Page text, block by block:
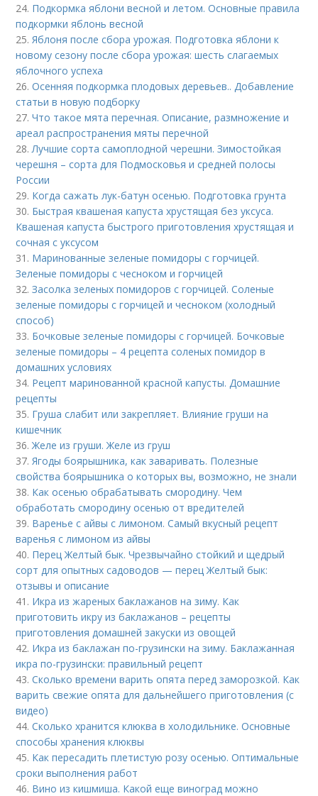
24. Подкормка яблони весной и летом. Основные правила
подкормки яблонь весной
25. Яблоня после сбора урожая. Подготовка яблони к
новому сезону после сбора урожая: шесть слагаемых
яблочного успеха
26.Осенняя подкормка плодовых деревьев.. Добавление
статьи в новую подборку
27.Что такое мята перечная. Описание, размножение и
ареал распространения мяты перечной
28. Лучшие сорта самоплодной черешни. Зимостойкая
черешня – сорта для Подмосковья и средней полосы
России
29. Когда сажать лук-батун осенью. Подготовка грунта
30. Быстрая квашеная капуста хрустящая без уксуса.
Квашеная капуста быстрого приготовления хрустящая и
сочная с уксусом
31. Маринованные зеленые помидоры с горчицей.
Зеленые помидоры с чесноком и горчицей
32.Засолка зеленых помидоров с горчицей. Соленые
зеленые помидоры с горчицей и чесноком (холодный
способ)
33. Бочковые зеленые помидоры с горчицей. Бочковые
зеленые помидоры – 4 рецепта соленых помидор в
домашних условиях
34. Рецепт маринованной красной капусты. Домашние
рецепты
35. Груша слабит или закрепляет. Влияние груши на
кишечник
36.Желе из груши. Желе из груш
37. Ягоды боярышника, как заваривать. Полезные
свойства боярышника о которых вы, возможно, не знали
38. Как осенью обрабатывать смородину. Чем
обработать смородину осенью от вредителей
39. Варенье с айвы с лимоном. Самый вкусный рецепт
варенья с лимоном из айвы
40. Перец Желтый бык. Чрезвычайно стойкий и щедрый
сорт для опытных садоводов — перец Желтый бык:
отзывы и описание
41. Икра из жареных баклажанов на зиму. Как
приготовить икру из баклажанов – рецепты
приготовления домашней закуски из овощей
42. Икра из баклажан по-грузински на зиму. Баклажанная
икра по-грузински: правильный рецепт
43.Сколько времени варить опята перед заморозкой. Как
варить свежие опята для дальнейшего приготовления (с
видео)
44.Сколько хранится клюква в холодильнике. Основные
способы хранения клюквы
45. Как пересадить плетистую розу осенью. Оптимальные
сроки выполнения работ
46. Вино из кишмиша. Какой еще виноград можно